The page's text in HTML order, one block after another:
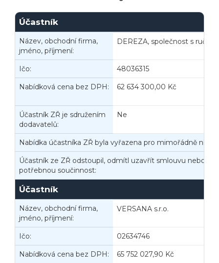
Účastník
Název, obchodní firma,
jméno, příjmení:
DEREZA, společnost s
Ičo: 48036315
Nabídková cena bez DPH: 62 634 300,00 Kč
Účastník ZŘ je sdružením
dodavatelů:
Ne
Nabídka účastníka ZŘ byla vyřazena pro mimořádně
Účastník ze ZŘ odstoupil, odmítl uzavřít smlouvu nebo
potřebnou součinnost:
Účastník
Název, obchodní firma,
jméno, příjmení:
VERSANA s.r.o.
Ičo: 02634746
Nabídková cena bez DPH: 65 752 027,90 Kč